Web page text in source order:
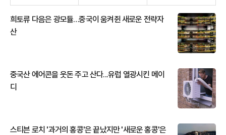
희토류 다음은 광모듈…중국이 움켜쥔 새로운 전략자
산
중국산 에어콘을 웃돈 주고 산다...유럽 열광시킨 메이
디
스티븐 로치 '과거의 홍콩'은 끝났지만 '새로운 홍콩'은